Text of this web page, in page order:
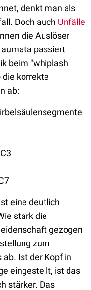
denkt man als
Doch auch Unfälle
die Auslöser
passiert
beim "whiplash
die korrekte
ab:
eine deutlich
stark die
gezogen
zum
Ist der Kopf in
eingestellt, ist das
stärker. Das